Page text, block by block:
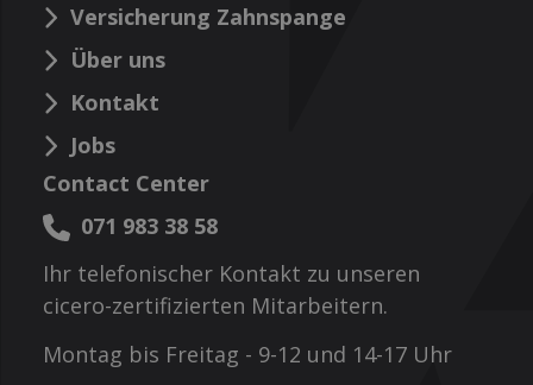
Versicherung Zahnspange
Über uns
Kontakt
Jobs
Contact Center
071 983 38 58
Ihr telefonischer Kontakt zu unseren
cicero-zertifizierten Mitarbeitern.
Montag bis Freitag - 9-12 und 14-17 Uhr